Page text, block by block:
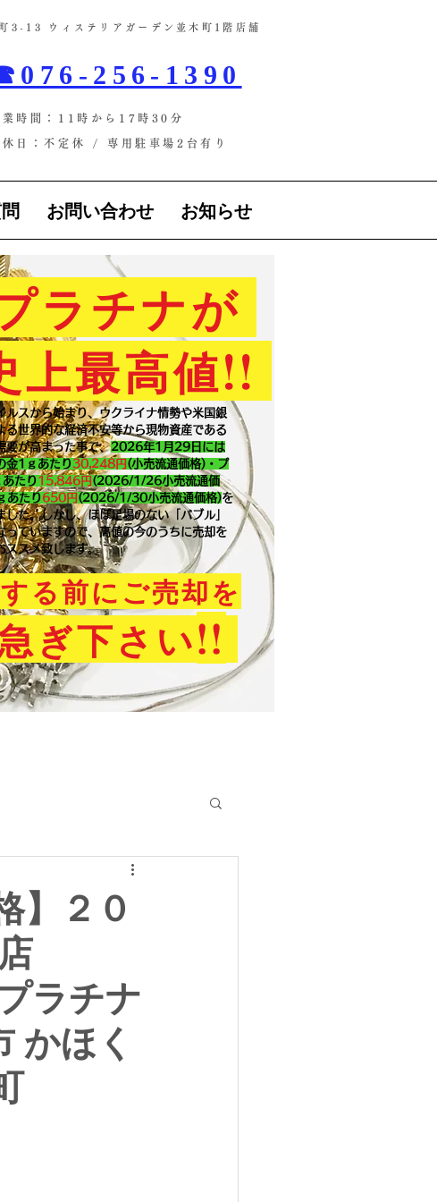
3-13 ウィステリアガーデン並木町1階店舗​
256-1390
業時間：11時から17時30分
休日：不定休 / ​専用駐車場2台有り
お問い合わせ お知らせ
ラチナが
上最高値!!
ルスから始まり、ウクライナ情勢や米国銀
る世界的な経済不安等から現物資産である
要が高まった事で、2026年1月29 日には
金1ｇあたり30,248円 (小売流通価格)・プ
たり 15,846 円 (2026/1/26小売流通価
あたり 650 円 (2026/1/30小売流通価格)を
した。​しかし、ほぼ足場のない「バブル」
っていますので、高値の今のうちに売却を
ススメ致します。
る前にご売却を
ぎ下さい!!
】２０
ラチナ
かほく